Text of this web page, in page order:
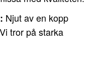
Njut av en kopp
tror på starka